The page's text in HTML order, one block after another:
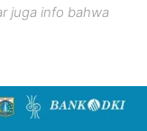
juga info bahwa